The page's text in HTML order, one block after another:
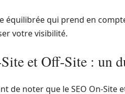
équilibrée qui prend en
votre visibilité.
et Off-Site : un
de noter que le SEO On-Site